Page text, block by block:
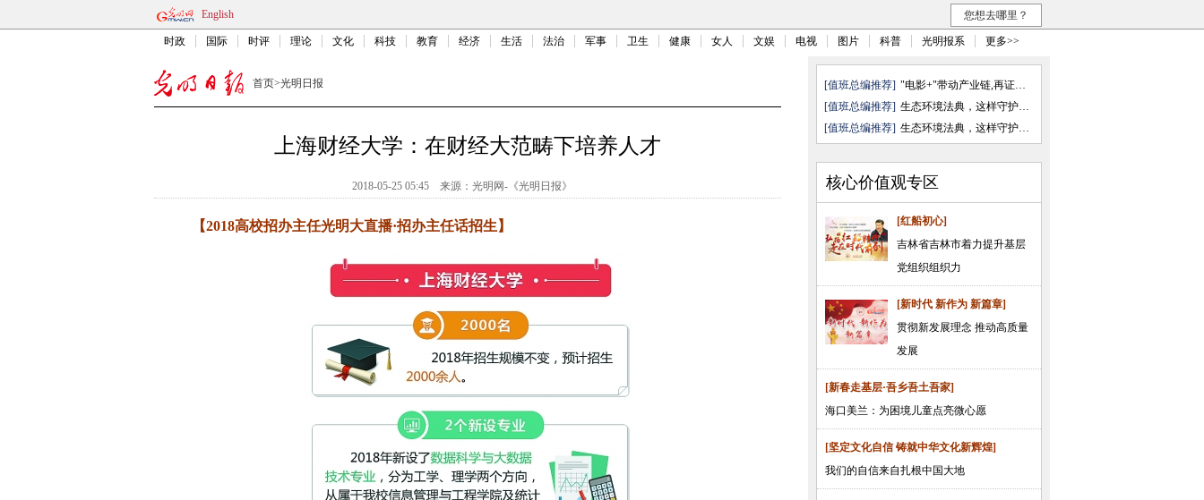
English 您想去哪里？
时政 国际 时评 理论 文化 科技 教育 经济 生活 法治 军事 卫生 健康 女人 文娱 电视 图片 科普 光明报系 更多>>
首页>光明日报
上海财经大学：在财经大范畴下培养人才
2018-05-25 05:45 来源： 光明网-《光明日报》
【2018高校招办主任光明大直播·招办主任话招生】
[值班总编推荐]
"电影+"带动产业链,再证无可取代
[值班总编推荐]
生态环境法典，这样守护咱的生活
[值班总编推荐]
生态环境法典，这样守护咱的生活
核心价值观专区
[红船初心]
吉林省吉林市着力提升基层
党组织组织力
[新时代 新作为 新篇章]
贯彻新发展理念 推动高质量
发展
[新春走基层·吾乡吾土吾家]
海口美兰：为困境儿童点亮微心愿
[坚定文化自信 铸就中华文化新辉煌]
我们的自信来自扎根中国大地